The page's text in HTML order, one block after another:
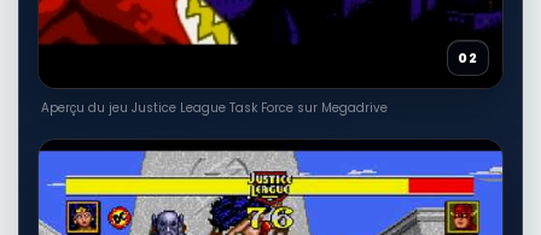
02
Aperçu du jeu Justice League Task Force sur Megadrive